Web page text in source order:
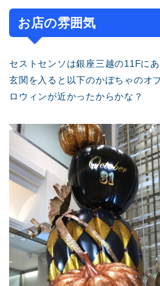
お店の雰囲気
セストセンソは銀座三越の11Fに
玄関を入ると以下のかぼちゃのオ
ロウィンが近かったからかな？